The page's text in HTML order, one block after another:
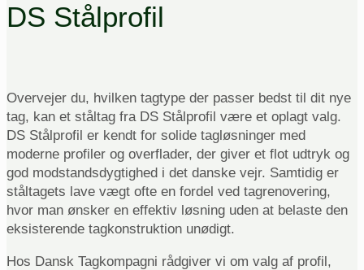
DS Stålprofil
Overvejer du, hvilken tagtype der passer bedst til dit nye
tag, kan et ståltag fra DS Stålprofil være et oplagt valg.
DS Stålprofil er kendt for solide tagløsninger med
moderne profiler og overflader, der giver et flot udtryk og
god modstandsdygtighed i det danske vejr. Samtidig er
ståltagets lave vægt ofte en fordel ved tagrenovering,
hvor man ønsker en effektiv løsning uden at belaste den
eksisterende tagkonstruktion unødigt.
Hos Dansk Tagkompagni rådgiver vi om valg af profil,